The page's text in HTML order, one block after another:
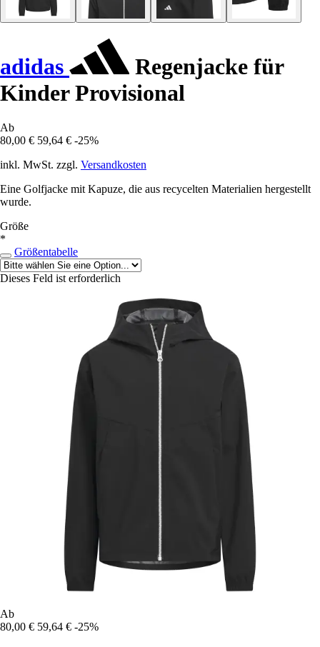
adidas
Regenjacke für
Kinder Provisional
Ab
80,00 € 59,64 € -25%
inkl. MwSt. zzgl. Versandkosten
Eine Golfjacke mit Kapuze, die aus recycelten Materialien hergestellt
wurde.
Größe
*
Größentabelle
Dieses Feld ist erforderlich
Ab
80,00 € 59,64 € -25%